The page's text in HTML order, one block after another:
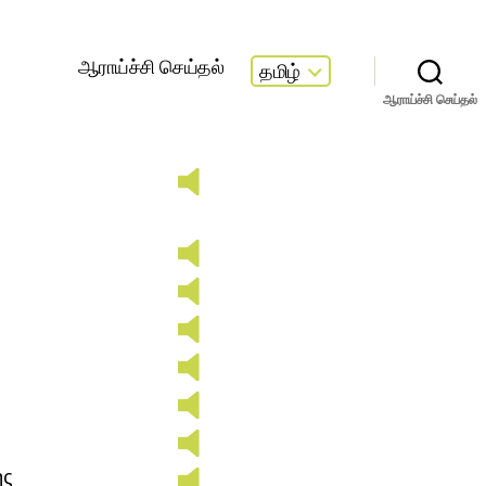
ஆராய்ச்சி செய்தல் தமிழ்
ஆராய்ச்சி செய்தல்